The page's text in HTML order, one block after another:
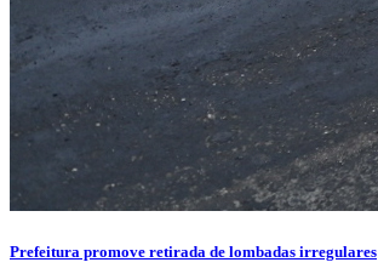
Prefeitura promove retirada de lombadas irregulares